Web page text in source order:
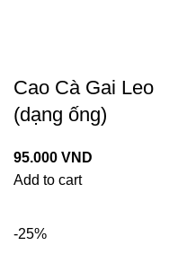
Cao Cà Gai Leo
(dạng ống)
95.000 VND
Add to cart
-25%